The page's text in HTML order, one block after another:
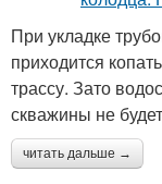
При укладке
приходится
трассу. Зато
скважины не
читать дальше →